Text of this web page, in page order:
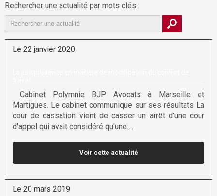
Rechercher une actualité par mots clés :
Le 22 janvier 2020
Cabinet Polymnie BJP Avocats à Marseille et
Martigues. Le cabinet communique sur ses résultats La
cour de cassation vient de casser un arrêt d'une cour
d'appel qui avait considéré qu'une ...
Voir cette actualité
Le 20 mars 2019